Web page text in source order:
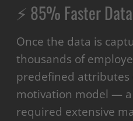
⚡ 85% Faster
Once the data is
thousands of
predefined attributes
motivation model —
required extensive